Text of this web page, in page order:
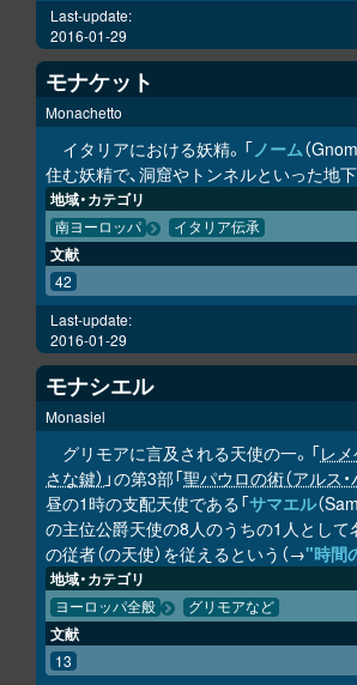
Last-update:
2016-01-29
モナケット
Monachetto
イタリアにおける妖精。「ノーム（
住む妖精で、洞窟やトンネルといった地
地域・カテゴリ
南ヨーロッパ イタリア伝承
文献
42
Last-update:
2016-01-29
モナシエル
Monasiel
グリモアに言及される天使の一。「レ
さな鍵） 」の第3部「聖パウロの術（アルス・
昼の1時の支配天使である「サマエル（
の主位公爵天使の8人のうちの1人として
の従者（の天使）を従えるという（→"時間
地域・カテゴリ
ヨーロッパ全般 グリモアなど
文献
13